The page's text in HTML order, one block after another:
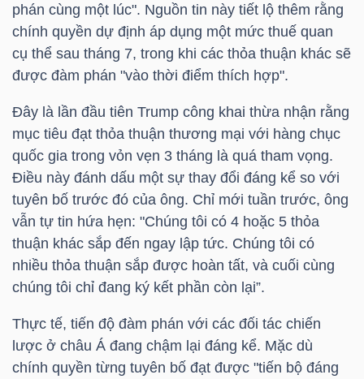
phán cùng một lúc". Nguồn tin này tiết lộ thêm rằng
chính quyền dự định áp dụng một mức thuế quan
cụ thể sau tháng 7, trong khi các thỏa thuận khác sẽ
được đàm phán "vào thời điểm thích hợp".
Đây là lần đầu tiên Trump công khai thừa nhận rằng
mục tiêu đạt thỏa thuận thương mại với hàng chục
quốc gia trong vỏn vẹn 3 tháng là quá tham vọng.
Điều này đánh dấu một sự thay đổi đáng kể so với
tuyên bố trước đó của ông. Chỉ mới tuần trước, ông
vẫn tự tin hứa hẹn: "Chúng tôi có 4 hoặc 5 thỏa
thuận khác sắp đến ngay lập tức. Chúng tôi có
nhiều thỏa thuận sắp được hoàn tất, và cuối cùng
chúng tôi chỉ đang ký kết phần còn lại”.
Thực tế, tiến độ đàm phán với các đối tác chiến
lược ở châu Á đang chậm lại đáng kể. Mặc dù
chính quyền từng tuyên bố đạt được "tiến bộ đáng
DOANH
NGHIỆP
PHIẾU
PHÁI
SINH
TRÁI
PHIẾU